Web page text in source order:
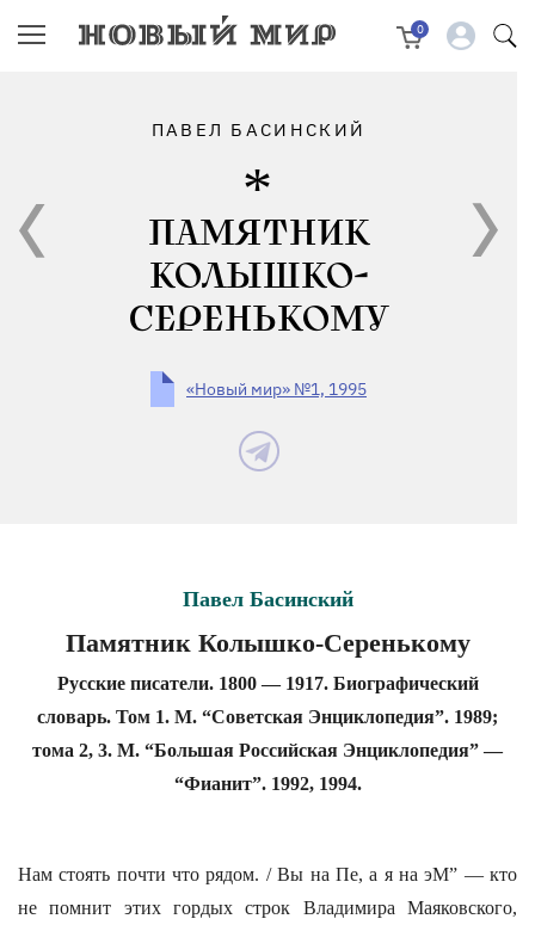
0
ПАВЕЛ БАСИНСКИЙ
ПАМЯТНИК
КОЛЫШКО-
СЕРЕНЬКОМУ
«Новый мир» №1, 1995
Павел Басинский
Памятник Колышко-Серенькому
Русские писатели. 1800 — 1917. Биографический
словарь. Том 1. М. “Советская Энциклопедия”. 1989;
тома 2, 3. М. “Большая Российская Энциклопедия” —
“Фианит”. 1992, 1994.
Нам стоять почти что рядом. / Вы на Пе, а я на эМ” — кто
не помнит этих гордых строк Владимира Маяковского,